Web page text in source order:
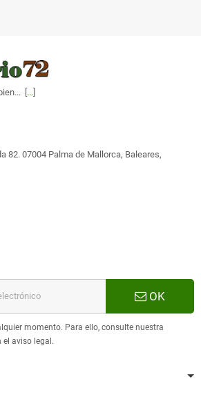
[ ...
82. 07004 Palma de Mallorca, Baleares,
OK
momento. Para ello, consulte nuestra
aviso legal.